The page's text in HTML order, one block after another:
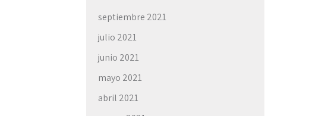
septiembre 2021
julio 2021
junio 2021
mayo 2021
abril 2021